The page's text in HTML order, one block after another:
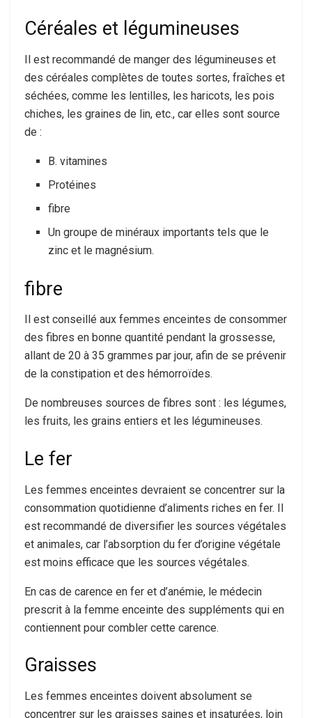
Céréales et légumineuses
Il est recommandé de manger des légumineuses et
des céréales complètes de toutes sortes, fraîches et
séchées, comme les lentilles, les haricots, les pois
chiches, les graines de lin, etc., car elles sont source
de :
B. vitamines
Protéines
fibre
Un groupe de minéraux importants tels que le
zinc et le magnésium.
fibre
Il est conseillé aux femmes enceintes de consommer
des fibres en bonne quantité pendant la grossesse,
allant de 20 à 35 grammes par jour, afin de se prévenir
de la constipation et des hémorroïdes.
De nombreuses sources de fibres sont : les légumes,
les fruits, les grains entiers et les légumineuses.
Le fer
Les femmes enceintes devraient se concentrer sur la
consommation quotidienne d’aliments riches en fer. Il
est recommandé de diversifier les sources végétales
et animales, car l’absorption du fer d’origine végétale
est moins efficace que les sources végétales.
En cas de carence en fer et d’anémie, le médecin
prescrit à la femme enceinte des suppléments qui en
contiennent pour combler cette carence.
Graisses
Les femmes enceintes doivent absolument se
concentrer sur les graisses saines et insaturées, loin